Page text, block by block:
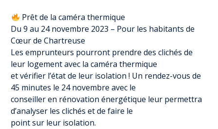
Prêt de la caméra thermique
Du 9 au 24 novembre 2023 – Pour les habitants de
Cœur de Chartreuse
Les emprunteurs pourront prendre des clichés de
leur logement avec la caméra thermique
et vérifier l’état de leur isolation ! Un rendez-vous de
45 minutes le 24 novembre avec le
conseiller en rénovation énergétique leur permettra
d’analyser les clichés et de faire le
point sur leur isolation.